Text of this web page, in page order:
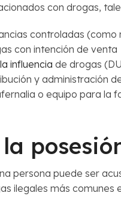
con drogas,
controladas
con intención de venta
influencia de drogas
y administración
o equipo para la
la
persona puede ser
ilegales más comunes